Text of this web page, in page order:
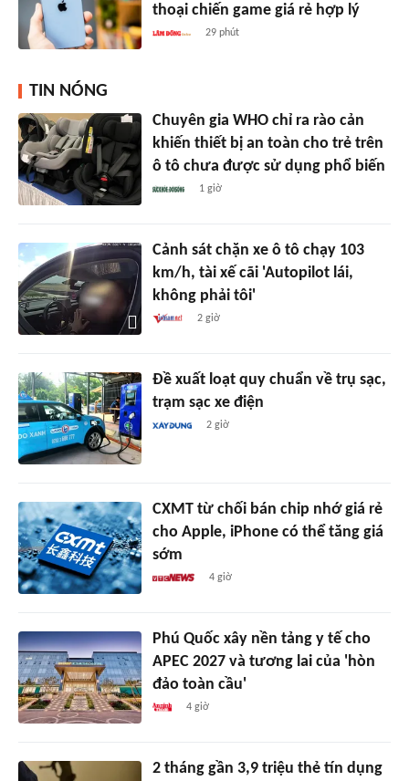
thoại chiến game giá rẻ hợp lý
29 phút
TIN NÓNG
Chuyên gia WHO chỉ ra rào cản
khiến thiết bị an toàn cho trẻ trên
ô tô chưa được sử dụng phổ biến
1 giờ
Cảnh sát chặn xe ô tô chạy 103
km/h, tài xế cãi 'Autopilot lái,
không phải tôi'
2 giờ
Đề xuất loạt quy chuẩn về trụ sạc,
trạm sạc xe điện
2 giờ
CXMT từ chối bán chip nhớ giá rẻ
cho Apple, iPhone có thể tăng giá
sớm
4 giờ
Phú Quốc xây nền tảng y tế cho
APEC 2027 và tương lai của 'hòn
đảo toàn cầu'
4 giờ
2 tháng gần 3,9 triệu thẻ tín dụng